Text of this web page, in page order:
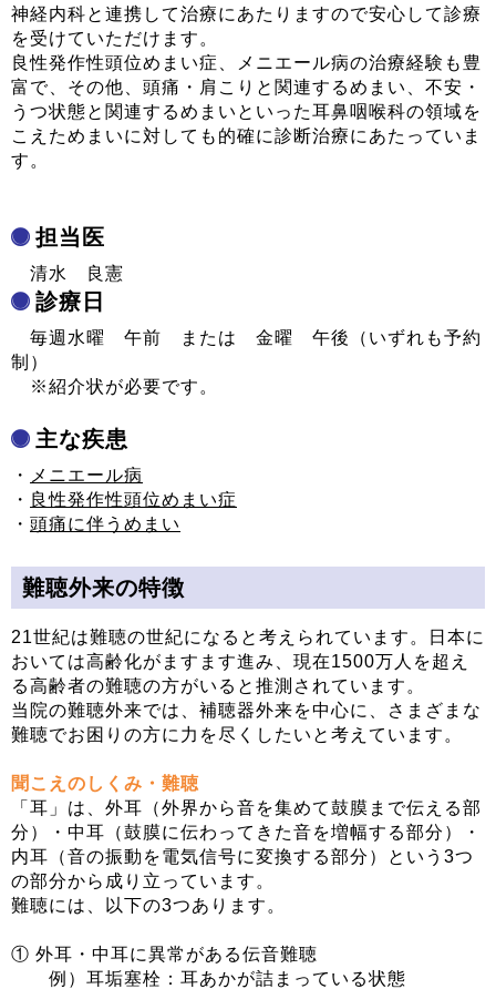
神経内科と連携して治療にあたりますので安心して診療
を受けていただけます。
良性発作性頭位めまい症、メニエール病の治療経験も豊
富で、その他、頭痛・肩こりと関連するめまい、不安・
うつ状態と関連するめまいといった耳鼻咽喉科の領域を
こえためまいに対しても的確に診断治療にあたっていま
す。
担当医
清水 良憲
診療日
毎週水曜 午前 または 金曜 午後（いずれも予約
制）
※紹介状が必要です。
主な疾患
・
メニエール病
・ 良性発作性頭位めまい症
・ 頭痛に伴うめまい
難聴外来の特徴
21世紀は難聴の世紀になると考えられています。日本に
おいては高齢化がますます進み、現在1500万人を超え
る高齢者の難聴の方がいると推測されています。
当院の難聴外来では、補聴器外来を中心に、さまざまな
難聴でお困りの方に力を尽くしたいと考えています。
聞こえのしくみ・難聴
「耳」は、外耳（外界から音を集めて鼓膜まで伝える部
分）・中耳（鼓膜に伝わってきた音を増幅する部分）・
内耳（音の振動を電気信号に変換する部分）という3つ
の部分から成り立っています。
難聴には、以下の3つあります。
① 外耳・中耳に異常がある伝音難聴
例）耳垢塞栓：耳あかが詰まっている状態